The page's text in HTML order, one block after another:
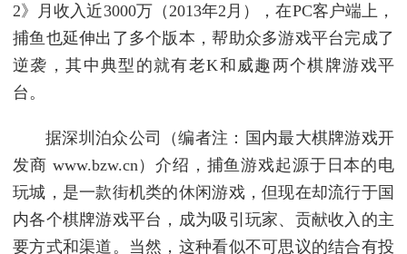
2》月收入近3000万（2013年2月），在PC客户端上，
捕鱼也延伸出了多个版本，帮助众多游戏平台完成了
逆袭，其中典型的就有老K和威趣两个棋牌游戏平
台。
据深圳泊众公司（编者注：国内最大棋牌游戏开
发商 www.bzw.cn）介绍，捕鱼游戏起源于日本的电
玩城，是一款街机类的休闲游戏，但现在却流行于国
内各个棋牌游戏平台，成为吸引玩家、贡献收入的主
要方式和渠道。当然，这种看似不可思议的结合有投